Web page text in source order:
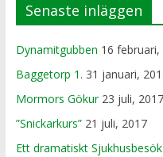
Senaste inläggen
Dynamitgubben 16 februari,
Baggetorp 1. 31 januari,
Mormors Gökur 23 juli, 2017
”Snickarkurs” 21 juli, 2017
Ett dramatiskt Sjukhusbesök